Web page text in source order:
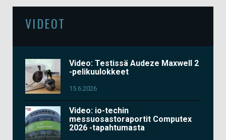
VIDEOT
Video: Testissä Audeze Maxwell 2
-pelikuulokkeet
15.6.2026
Video: io-techin
messuosastoraportit Computex
2026 -tapahtumasta